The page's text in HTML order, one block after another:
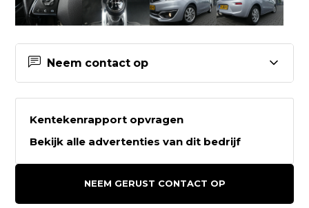
Neem contact op
Contactgegevens Autobedrijf
Hoogterp
Kentekenrapport opvragen
Bekijk alle advertenties van dit bedrijf
NEEM GERUST CONTACT OP